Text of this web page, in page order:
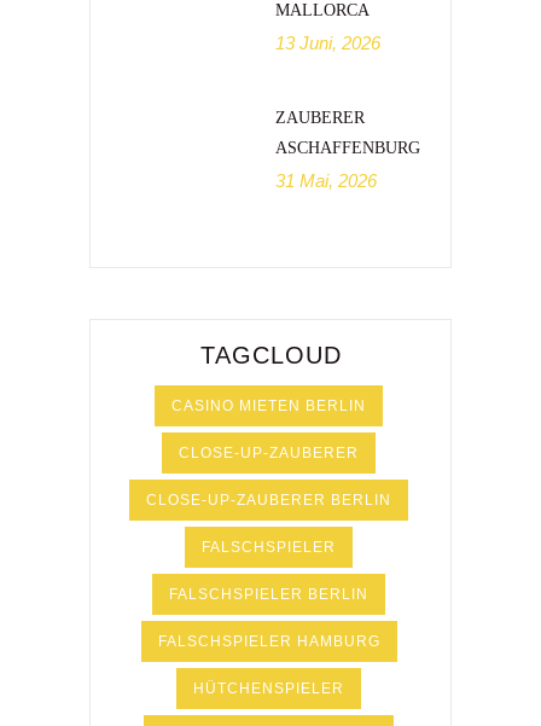
MALLORCA
13 Juni, 2026
ZAUBERER
ASCHAFFENBURG
31 Mai, 2026
TAGCLOUD
CASINO MIETEN BERLIN
CLOSE-UP-ZAUBERER
CLOSE-UP-ZAUBERER BERLIN
FALSCHSPIELER
FALSCHSPIELER BERLIN
FALSCHSPIELER HAMBURG
HÜTCHENSPIELER